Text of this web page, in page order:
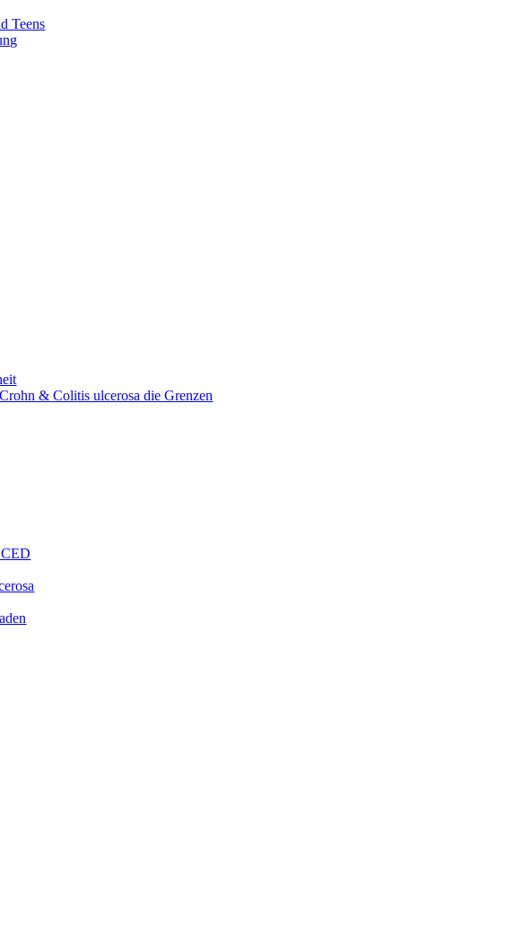
Teens
& Colitis ulcerosa die Grenzen